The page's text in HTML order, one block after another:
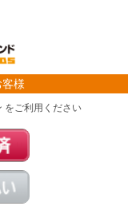
様
ご利用ください